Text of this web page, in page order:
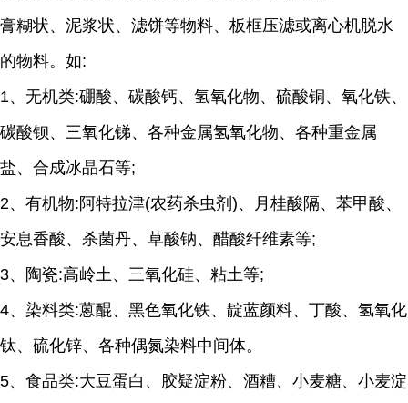
膏糊状、泥浆状、滤饼等物料、板框压滤或离心机脱水
的物料。如:
1、无机类:硼酸、碳酸钙、氢氧化物、硫酸铜、氧化铁、
碳酸钡、三氧化锑、各种金属氢氧化物、各种重金属
盐、合成冰晶石等;
2、有机物:阿特拉津(农药杀虫剂)、月桂酸隔、苯甲酸、
安息香酸、杀菌丹、草酸钠、醋酸纤维素等;
3、陶瓷:高岭土、三氧化硅、粘土等;
4、染料类:蒽醌、黑色氧化铁、靛蓝颜料、丁酸、氢氧化
钛、硫化锌、各种偶氮染料中间体。
5、食品类:大豆蛋白、胶疑淀粉、酒糟、小麦糖、小麦淀